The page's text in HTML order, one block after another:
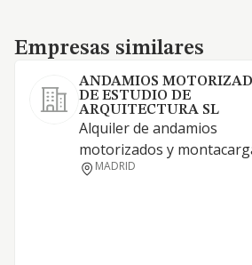
Empresas similares
Empresas similares
ANDAMIOS
DE ESTUDIO DE
ARQUITECTURA SL
Alquiler de andamios
motorizados y
MADRID